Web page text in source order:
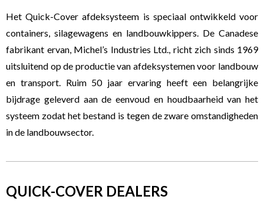
Het Quick-Cover afdeksysteem is speciaal ontwikkeld voor
containers, silagewagens en landbouwkippers. De Canadese
fabrikant ervan, Michel’s Industries Ltd., richt zich sinds 1969
uitsluitend op de productie van afdeksystemen voor landbouw
en transport. Ruim 50 jaar ervaring heeft een belangrijke
bijdrage geleverd aan de eenvoud en houdbaarheid van het
systeem zodat het bestand is tegen de zware omstandigheden
in de landbouwsector.
QUICK-COVER DEALERS
Cover
CANCEL
SELECT